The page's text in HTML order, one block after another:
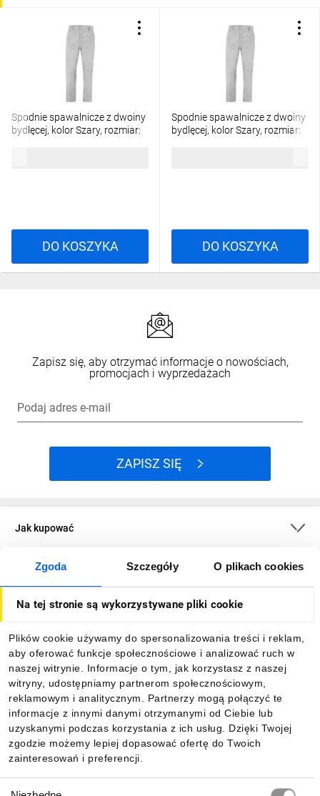
Zgoda Szczegóły O plikach cookies
Na tej stronie są wykorzystywane pliki cookie
Plików cookie używamy do spersonalizowania treści i reklam,
aby oferować funkcje społecznościowe i analizować ruch w
naszej witrynie. Informacje o tym, jak korzystasz z naszej
witryny, udostępniamy partnerom społecznościowym,
reklamowym i analitycznym. Partnerzy mogą połączyć te
informacje z innymi danymi otrzymanymi od Ciebie lub
uzyskanymi podczas korzystania z ich usług. Dzięki Twojej
zgodzie możemy lepiej dopasować ofertę do Twoich
zainteresowań i preferencji.
Spodnie spawalnicze z dwoiny
bydlęcej, kolor Szary, rozmiar:
DO KOSZYKA
Spodnie spawalnicze z dwoiny
bydlęcej, kolor Szary, rozmiar:
DO KOSZYKA
Zapisz się, aby otrzymać informacje o nowościach,
promocjach i wyprzedażach
Podaj adres e-mail
ZAPISZ SIĘ
Jak kupować
O firmie
Informacje
Pobierz naszą aplikację mobilną: